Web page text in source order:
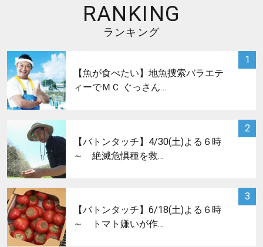
RANKING
ランキング
1
サムネイル
【魚が食べたい】地魚捜索バラエテ
ィーでＭＣ ぐっさん…
2
【バトンタッチ】4/30(土)よる６時
～ 絶滅危惧種を救…
3
【バトンタッチ】6/18(土)よる６時
～ トマト嫌いが作…